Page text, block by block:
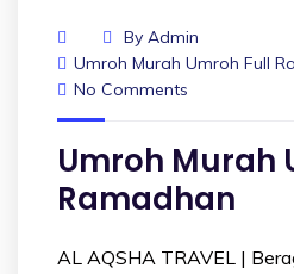
By Admin
Umroh Murah Umroh Full
No Comments
Umroh Murah
Ramadhan
AL AQSHA TRAVEL |